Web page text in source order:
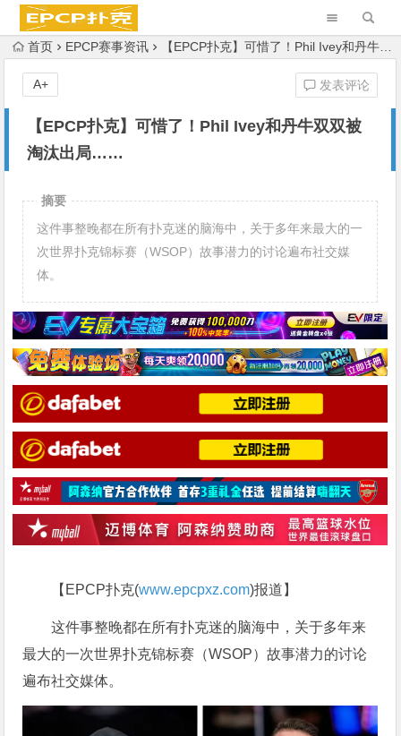
首页 EPCP赛事资讯 【EPCP扑克】可惜了！Phil Ivey和丹牛双双被淘汰出局……
【EPCP扑克】可惜了！Phil Ivey和丹牛双双被
淘汰出局……
发表评论
A+
摘要
这件事整晚都在所有扑克迷的脑海中，关于多年来最大的一
次世界扑克锦标赛（WSOP）故事潜力的讨论遍布社交媒
体。
【EPCP扑克(www.epcpxz.com)报道】
这件事整晚都在所有扑克迷的脑海中，关于多年来
最大的一次世界扑克锦标赛（WSOP）故事潜力的讨论
遍布社交媒体。